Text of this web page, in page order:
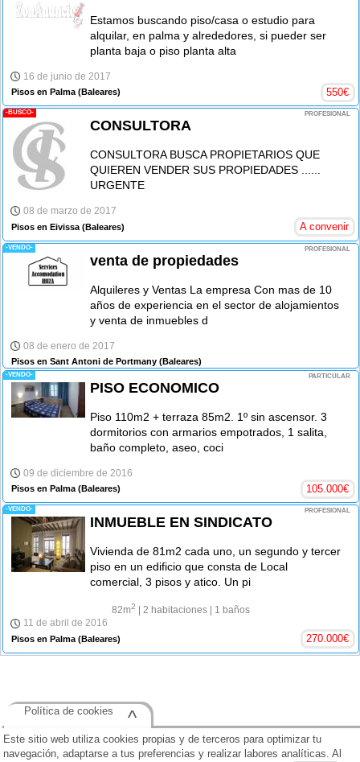
Estamos buscando piso/casa o estudio para
alquilar, en palma y alrededores, si pueder ser
planta baja o piso planta alta
16 de junio de 2017
Pisos en Palma (Baleares) 550€
-BUSCO- PROFESIONAL
CONSULTORA
CONSULTORA BUSCA PROPIETARIOS QUE
QUIEREN VENDER SUS PROPIEDADES ......
URGENTE
08 de marzo de 2017
Pisos en Eivissa (Baleares) A convenir
-VENDO- PROFESIONAL
venta de propiedades
Alquileres y Ventas La empresa Con mas de 10
años de experiencia en el sector de alojamientos
y venta de inmuebles d
08 de enero de 2017
Pisos en Sant Antoni de Portmany (Baleares)
-VENDO- PARTICULAR
PISO ECONOMICO
Piso 110m2 + terraza 85m2. 1º sin ascensor. 3
dormitorios con armarios empotrados, 1 salita,
baño completo, aseo, coci
09 de diciembre de 2016
Pisos en Palma (Baleares) 105.000€
-VENDO- PROFESIONAL
INMUEBLE EN SINDICATO
Vivienda de 81m2 cada uno, un segundo y tercer
piso en un edificio que consta de Local
comercial, 3 pisos y atico. Un pi
82m2 | 2 habitaciones | 1 baños
11 de abril de 2016
Pisos en Palma (Baleares) 270.000€
Este sitio web utiliza cookies propias y de terceros para optimizar tu
navegación, adaptarse a tus preferencias y realizar labores analíticas. Al
Política de cookies ^